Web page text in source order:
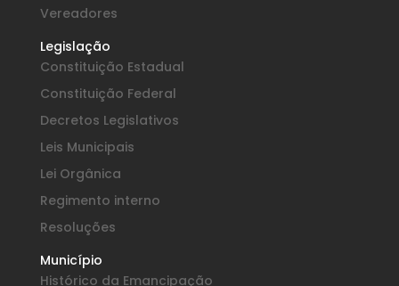
Vereadores
Legislação
Constituição Estadual
Constituição Federal
Decretos Legislativos
Leis Municipais
Lei Orgânica
Regimento interno
Resoluções
Município
Histórico da Emancipação